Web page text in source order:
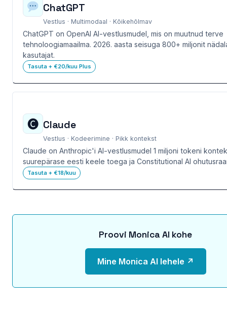
ChatGPT
Vestlus · Multimodaal · Kõikehõlmav
ChatGPT on OpenAI AI-vestlusmudel, mis on muutnud terve
tehnoloogiamaailma. 2026. aasta seisuga 800+ miljonit
kasutajat.
Tasuta + €20/kuu Plus
🅒 Claude
Vestlus · Kodeerimine · Pikk kontekst
Claude on Anthropic'i AI-vestlusmudel 1 miljoni tokeni
suurepärase eesti keele toega ja Constitutional AI
Tasuta + €18/kuu
Proovi Monica AI kohe
Mine Monica AI lehele ↗